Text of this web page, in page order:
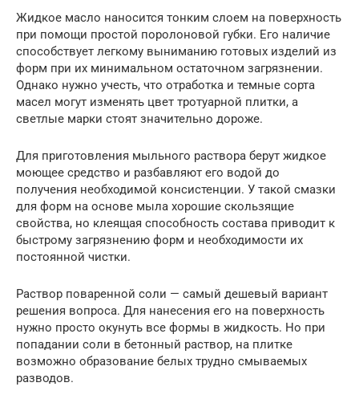
Жидкое масло наносится тонким слоем на поверхность
при помощи простой поролоновой губки. Его наличие
способствует легкому выниманию готовых изделий из
форм при их минимальном остаточном загрязнении.
Однако нужно учесть, что отработка и темные сорта
масел могут изменять цвет тротуарной плитки, а
светлые марки стоят значительно дороже.
Для приготовления мыльного раствора берут жидкое
моющее средство и разбавляют его водой до
получения необходимой консистенции. У такой смазки
для форм на основе мыла хорошие скользящие
свойства, но клеящая способность состава приводит к
быстрому загрязнению форм и необходимости их
постоянной чистки.
Раствор поваренной соли — самый дешевый вариант
решения вопроса. Для нанесения его на поверхность
нужно просто окунуть все формы в жидкость. Но при
попадании соли в бетонный раствор, на плитке
возможно образование белых трудно смываемых
разводов.